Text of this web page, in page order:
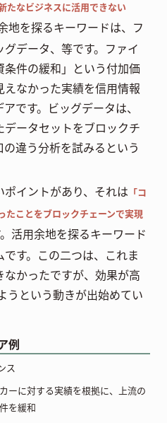
たなビジネスに活用できない
地を探るキーワードは、フ
データ、等です。ファイ
件の緩和」という付加価
なかった実績を信用情報
です。ビッグデータは、
ータセットをブロックチ
違う分析を試みるという
イントがあり、それは 「コ
たことをブロックチェーンで実現
活用余地を探るキーワード
す。この二つは、これま
かったですが、効果が高
うという動きが出始めてい
例
ス
ーに対する実績を根拠に、上流の
を緩和